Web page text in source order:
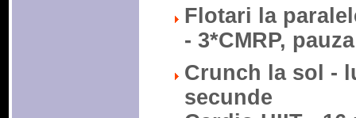
Flotari la
- 3*CMRP,
Crunch la sol -
secunde